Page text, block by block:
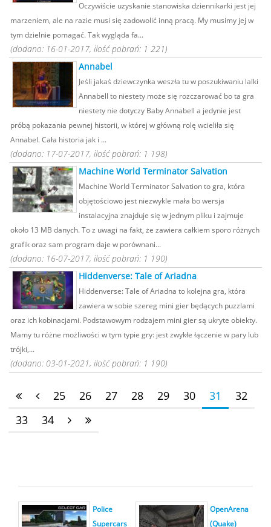
Oczywiście uzyskanie stanowiska dziennikarki jest jej
marzeniem, ale na razie musi się zadowolić inną pracą. My musimy jej w
tym dzielnie pomagać. Tak wygląda fa...
(dodano: 16-01-2017, ilość pobrań: 1 221)
Annabel
Jeśli jakaś dziewczynka weszła tu w poszukiwaniu lalki
Annabell to niestety może się rozczarować bo ta gra
niestety nie dotyczy Baby Annabell a jedynie jest
próbą pokazania pewnej historii, w której w główną rolę wcieliła się
Annabel. Cała historia jak i ...
(dodano: 17-07-2017, ilość pobrań: 1 198)
Machine World Terminator Salvation
Machine World Terminator Salvation to gra, która
objętościowo jest niezwykle mała bo wersja
instalacyjna znajduje się w jednym pliku i zajmuje
około 13 MB danych. To z uwagi na fakt, że zawiera całkiem sporo różnych
grafik oraz sam program daje w porównani...
(dodano: 16-07-2017, ilość pobrań: 1 190)
Hiddenverse: Tale of Ariadna
Hiddenverse: Tale of Ariadna to kolejna gra, która
zawiera w sobie szereg mini gier będących puzzlami
oraz ich kobinacjami. Podstawowym rodzajem mini gier są ukryte obiekty.
Mamy tu różne możliwości w tym typie gry: jest zwykłe łączenie w pary lub
trójki,...
(dodano: 03-01-2021, ilość pobrań: 1 190)
25 26 27 28 29 30 31
32
33
34
Police
Supercars
OpenArena
(Quake)